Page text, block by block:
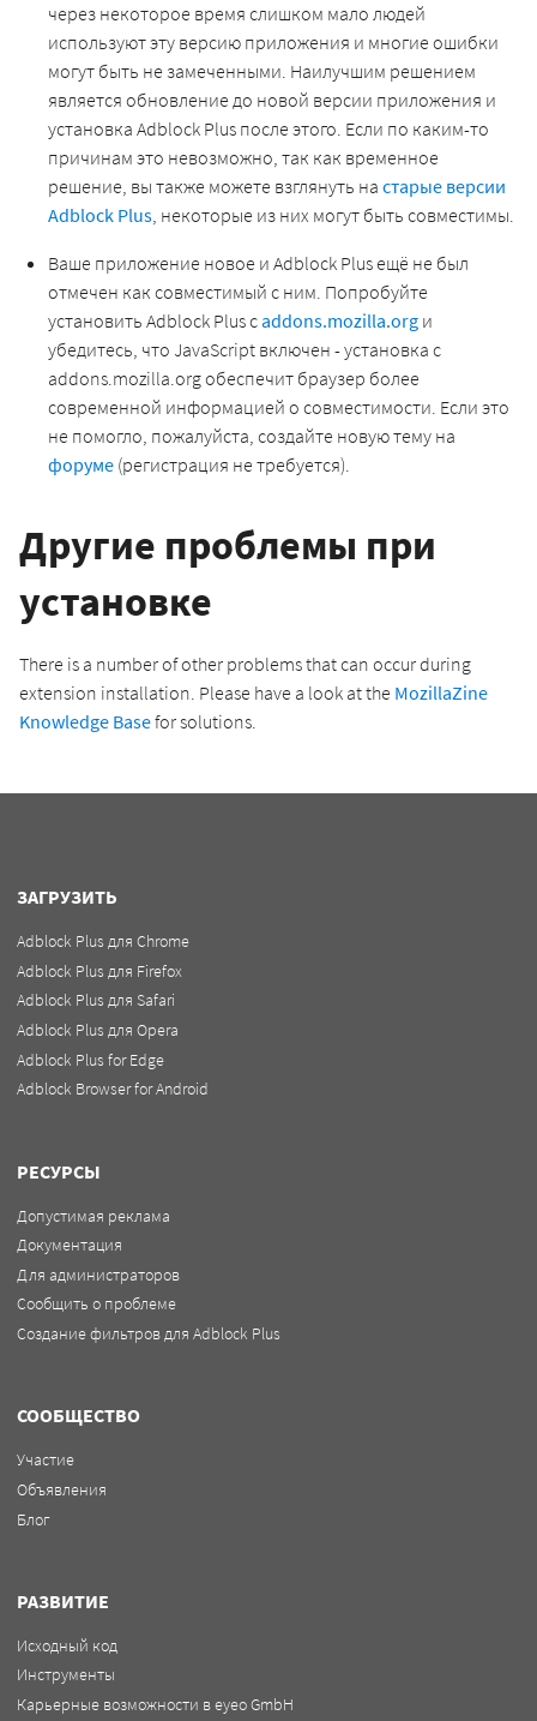
через некоторое время слишком мало людей
используют эту версию приложения и многие ошибки
могут быть не замеченными. Наилучшим решением
является обновление до новой версии приложения и
установка Adblock Plus после этого. Если по каким-то
причинам это невозможно, так как временное
решение, вы также можете взглянуть на старые версии
Adblock Plus, некоторые из них могут быть совместимы.
Ваше приложение новое и Adblock Plus ещё не был
отмечен как совместимый с ним. Попробуйте
установить Adblock Plus сaddons.mozilla.org и
убедитесь, что JavaScript включен - установка с
addons.mozilla.org обеспечит браузер более
современной информацией о совместимости. Если это
не помогло, пожалуйста, создайте новую тему на
форуме (регистрация не требуется).
Другие проблемы при
установке
There is a number of other problems that can occur during
extension installation. Please have a look at the MozillaZine
Knowledge Basefor solutions.
ЗАГРУЗИТЬ
Adblock Plus для Chrome
Adblock Plus для Firefox
Adblock Plus для Safari
Adblock Plus для Opera
Adblock Plus for Edge
Adblock Browser for Android
РЕСУРСЫ
Допустимая реклама
Документация
Для администраторов
Сообщить о проблеме
Создание фильтров для Adblock Plus
СООБЩЕСТВО
Участие
Объявления
Блог
РАЗВИТИЕ
Исходный код
Инструменты
Карьерные возможности в eyeo GmbH